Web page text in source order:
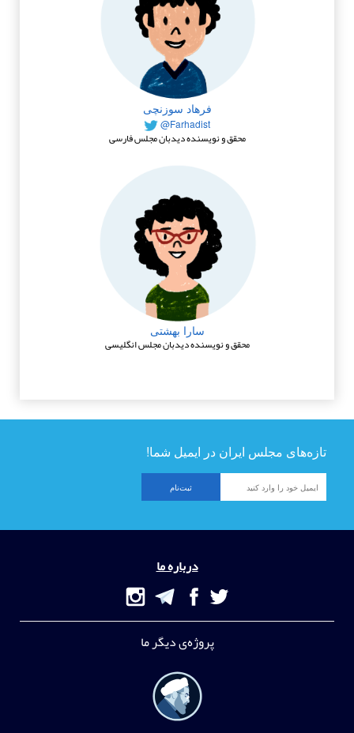
فرهاد سوزنچی
@Farhadist
محقق و نویسنده دیدبان مجلس فارسی
سارا بهشتی
محقق و نویسنده دیدبان مجلس انگلیسی
تازه‌های مجلس ایران در ایمیل شما!
درباره ما
پروژه‌ی دیگر ما